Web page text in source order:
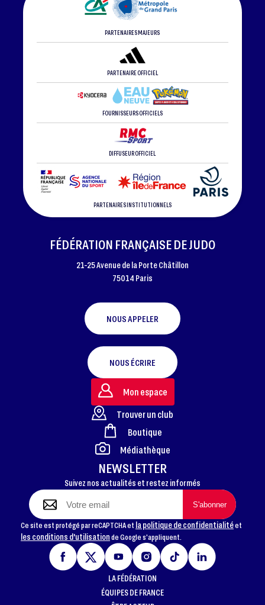
PARTENAIRES MAJEURS
PARTENAIRE OFFICIEL
FOURNISSEURS OFFICIELS
DIFFUSEUR OFFICIEL
PARTENAIRES INSTITUTIONNELS
FOOTER
FÉDÉRATION FRANÇAISE DE JUDO
21-25 Avenue de la Porte Châtillon
75014 Paris
NOUS APPELER
NOUS ÉCRIRE
NEWSLETTER
Suivez nos actualités et restez informés
Ce site est protégé par reCAPTCHA et la politique de confidentialitéet
les conditions d'utilisationde Google s'appliquent.
Mon espace
Trouver un club
Boutique
Médiathèque
LA FÉDÉRATION
ÉQUIPES DE FRANCE